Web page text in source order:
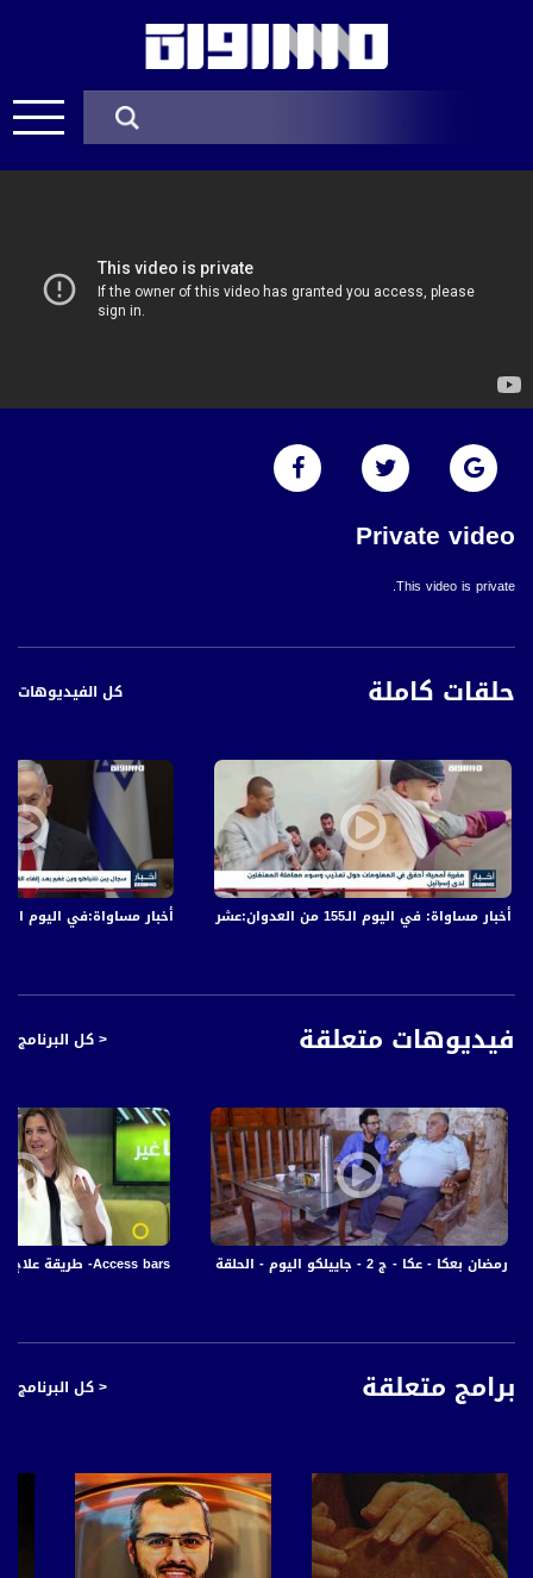
Private video
This video is private.
حلقات كاملة كل الفيديوهات
أخبار مساواة:في اليوم الـ152 من العدوان: عشرات الشهداء والجرحى في قصف الاحتلال المتواصل على قطاع غزة أخبار مساواة: في اليوم الـ155 من العدوان:عشرات الشهداء والجرحى في قصف الاحتلال المتواصل على قطاع غزة
فيديوهات متعلقة < كل البرنامج
Access bars- طريقة علاج حديثة للتعامل مع النظرة والمواقف،شيرين ألياس، عايشة مغربي ،صباحنا غير،24-9 رمضان بعكا - عكا - ج 2 - جاييلكو اليوم - الحلقة التاسعة - قناة مساواة الفضائية
برامج متعلقة < كل البرنامج